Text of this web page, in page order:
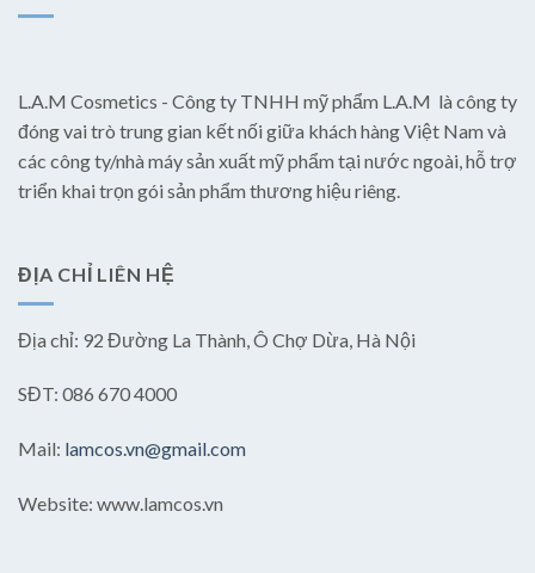
L.A.M Cosmetics - Công ty TNHH mỹ phẩm L.A.M là công ty
đóng vai trò trung gian kết nối giữa khách hàng Việt Nam và
các công ty/nhà máy sản xuất mỹ phẩm tại nước ngoài, hỗ trợ
triển khai trọn gói sản phẩm thương hiệu riêng.
ĐỊA CHỈ LIÊN HỆ
Địa chỉ: 92 Đường La Thành, Ô Chợ Dừa, Hà Nội
SĐT: 086 670 4000
Mail: lamcos.vn@gmail.com
Website: www.lamcos.vn